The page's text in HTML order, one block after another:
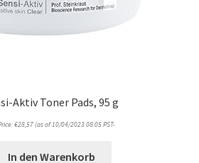
Aktiv Toner Pads, 95 g
€28,57(as of 10/04/2023 08:05 PST-
In den Warenkorb